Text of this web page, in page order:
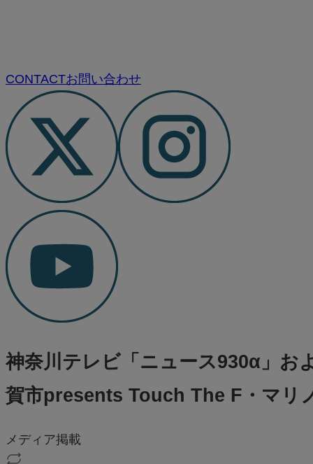
CONTACTお問い合わせ
神奈川テレビ「ニュース930α」お
賀市presents Touch The F・マリ
メディア掲載